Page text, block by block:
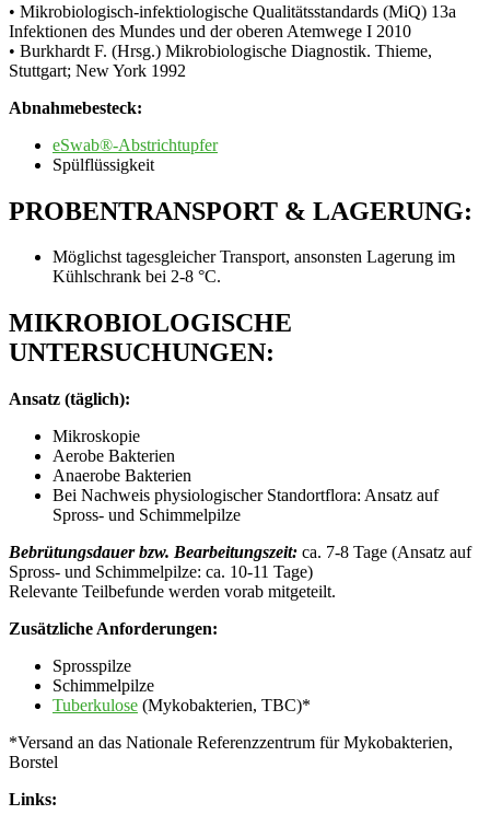
• Mikrobiologisch-infektiologische Qualitätsstandards (MiQ) 13a
Infektionen des Mundes und der oberen Atemwege I 2010
• Burkhardt F. (Hrsg.) Mikrobiologische Diagnostik. Thieme,
Stuttgart; New York 1992
Abnahmebesteck:
eSwab®-Abstrichtupfer
Spülflüssigkeit
PROBENTRANSPORT & LAGERUNG:
Möglichst tagesgleicher Transport, ansonsten Lagerung im
Kühlschrank bei 2‐8 °C.
MIKROBIOLOGISCHE
UNTERSUCHUNGEN:
Ansatz (täglich):
Mikroskopie
Aerobe Bakterien
Anaerobe Bakterien
Bei Nachweis physiologischer Standortflora: Ansatz auf
Spross- und Schimmelpilze
Bebrütungsdauer bzw. Bearbeitungszeit: ca. 7-8 Tage (Ansatz auf
Spross- und Schimmelpilze: ca. 10-11 Tage)
Relevante Teilbefunde werden vorab mitgeteilt.
Zusätzliche Anforderungen:
Sprosspilze
Schimmelpilze
Tuberkulose (Mykobakterien, TBC)*
*Versand an das Nationale Referenzzentrum für Mykobakterien,
Borstel
Links: